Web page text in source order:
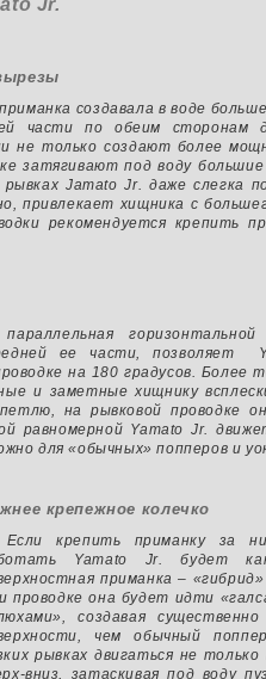
Jr.
создавала в воде
части по обеим сторонам
не только создают более
затягивают под воду
рывках Jamato Jr. даже слегка
привлекает хищника с
рекомендуется крепить
ее части, позволяет
на 180 градусов. Более
и заметные хищнику
на рывковой проводке
равномерной Yamato Jr.
для «обычных» попперов и
крепежное колечко
Если крепить приманку за
Yamato Jr. будет как
приманка –
проводке она будет идти
создавая
чем обычный
рывках двигаться не только
вниз, затаскивая под воду